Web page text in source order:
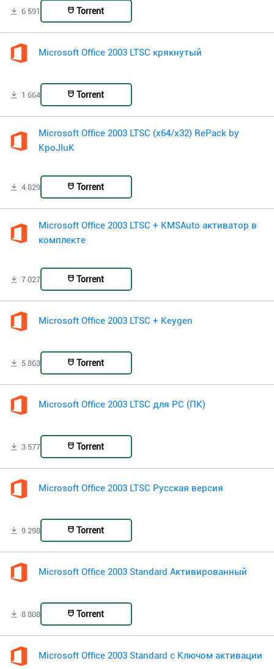
6 591 Torrent
Microsoft Office 2003 LTSC крякнутый
1 664 Torrent
Microsoft Office 2003 LTSC (x64/x32) RePack by
KpoJIuK
4 829 Torrent
Microsoft Office 2003 LTSC + KMSAuto активатор в
комплекте
7 027 Torrent
Microsoft Office 2003 LTSC + Keygen
5 863 Torrent
Microsoft Office 2003 LTSC для PC (ПК)
3 577 Torrent
Microsoft Office 2003 LTSC Русская версия
9 298 Torrent
Microsoft Office 2003 Standard Активированный
8 808 Torrent
Microsoft Office 2003 Standard с Ключом активации